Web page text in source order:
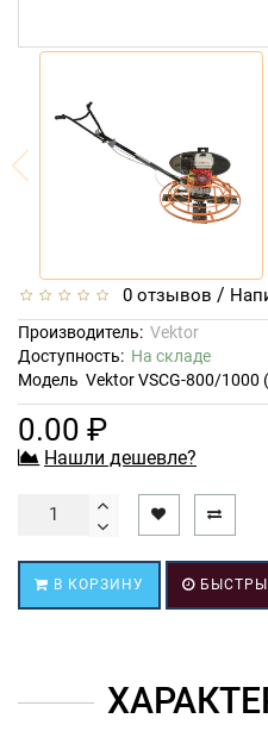
0 отзывов /
Производитель: Vektor
Доступность: На складе
Модель Vektor VSCG-800/1000
0.00 ₽
Нашли дешевле?
В КОРЗИНУ